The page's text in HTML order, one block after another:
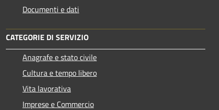
Documenti e dati
CATEGORIE DI SERVIZIO
Anagrafe e stato civile
Cultura e tempo libero
Vita lavorativa
Imprese e Commercio